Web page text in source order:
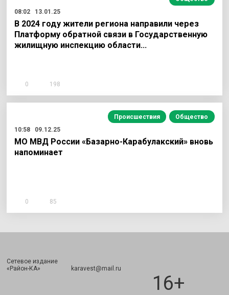
08:02
13.01.25
В 2024 году жители региона направили через
Платформу обратной связи в Государственную
жилищную инспекцию области…
0 198
Происшествия
Общество
10:58
09.12.25
МО МВД России «Базарно-Карабулакский» вновь
напоминает
0 85
Сетевое издание
«Район-КА» karavest@mail.ru
16+
Подписаться